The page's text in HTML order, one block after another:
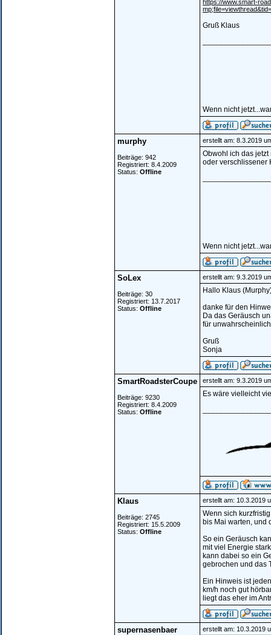
https://www.smart-
Gruß Klaus
Wenn nicht
murphy
Beiträge: 942
Registriert: 8.4.2009
Status: Offline
erstellt am: 8.3.2019
Obwohl ich das
oder verschlissener
Wenn nicht
SoLex
Beiträge: 30
Registriert: 13.7.2017
Status: Offline
erstellt am: 9.3.2019
Hallo Klaus
danke für den
Da das Geräusch
für
Gruß
Sonja
SmartRoadsterCoupe
Beiträge: 9230
Registriert: 8.4.2009
Status: Offline
erstellt am: 9.3.2019
Es wäre vielleicht
Klaus
Beiträge: 2745
Registriert: 15.5.2009
Status: Offline
erstellt am: 10.3.2019
Wenn sich
bis Mai warten, und
So ein Geräusch
mit viel Energie
kann dabei so ein
gebrochen und das
Ein Hinweis ist
km/h noch gut
liegt das eher im
supernasenbaer erstellt am: 10.3.2019